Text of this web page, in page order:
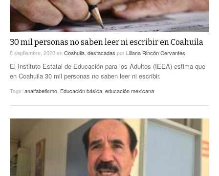
30 mil personas no saben leer ni escribir en Coahuila
8 septiembre, 2020enCoahuila destacadas por Liliana Rincón Cervantes
El Instituto Estatal de Educación para los Adultos (IEEA) estima que
en Coahuila 30 mil personas no saben leer ni escribir.
Tags: analfabetismo Educación básica educación mexicana